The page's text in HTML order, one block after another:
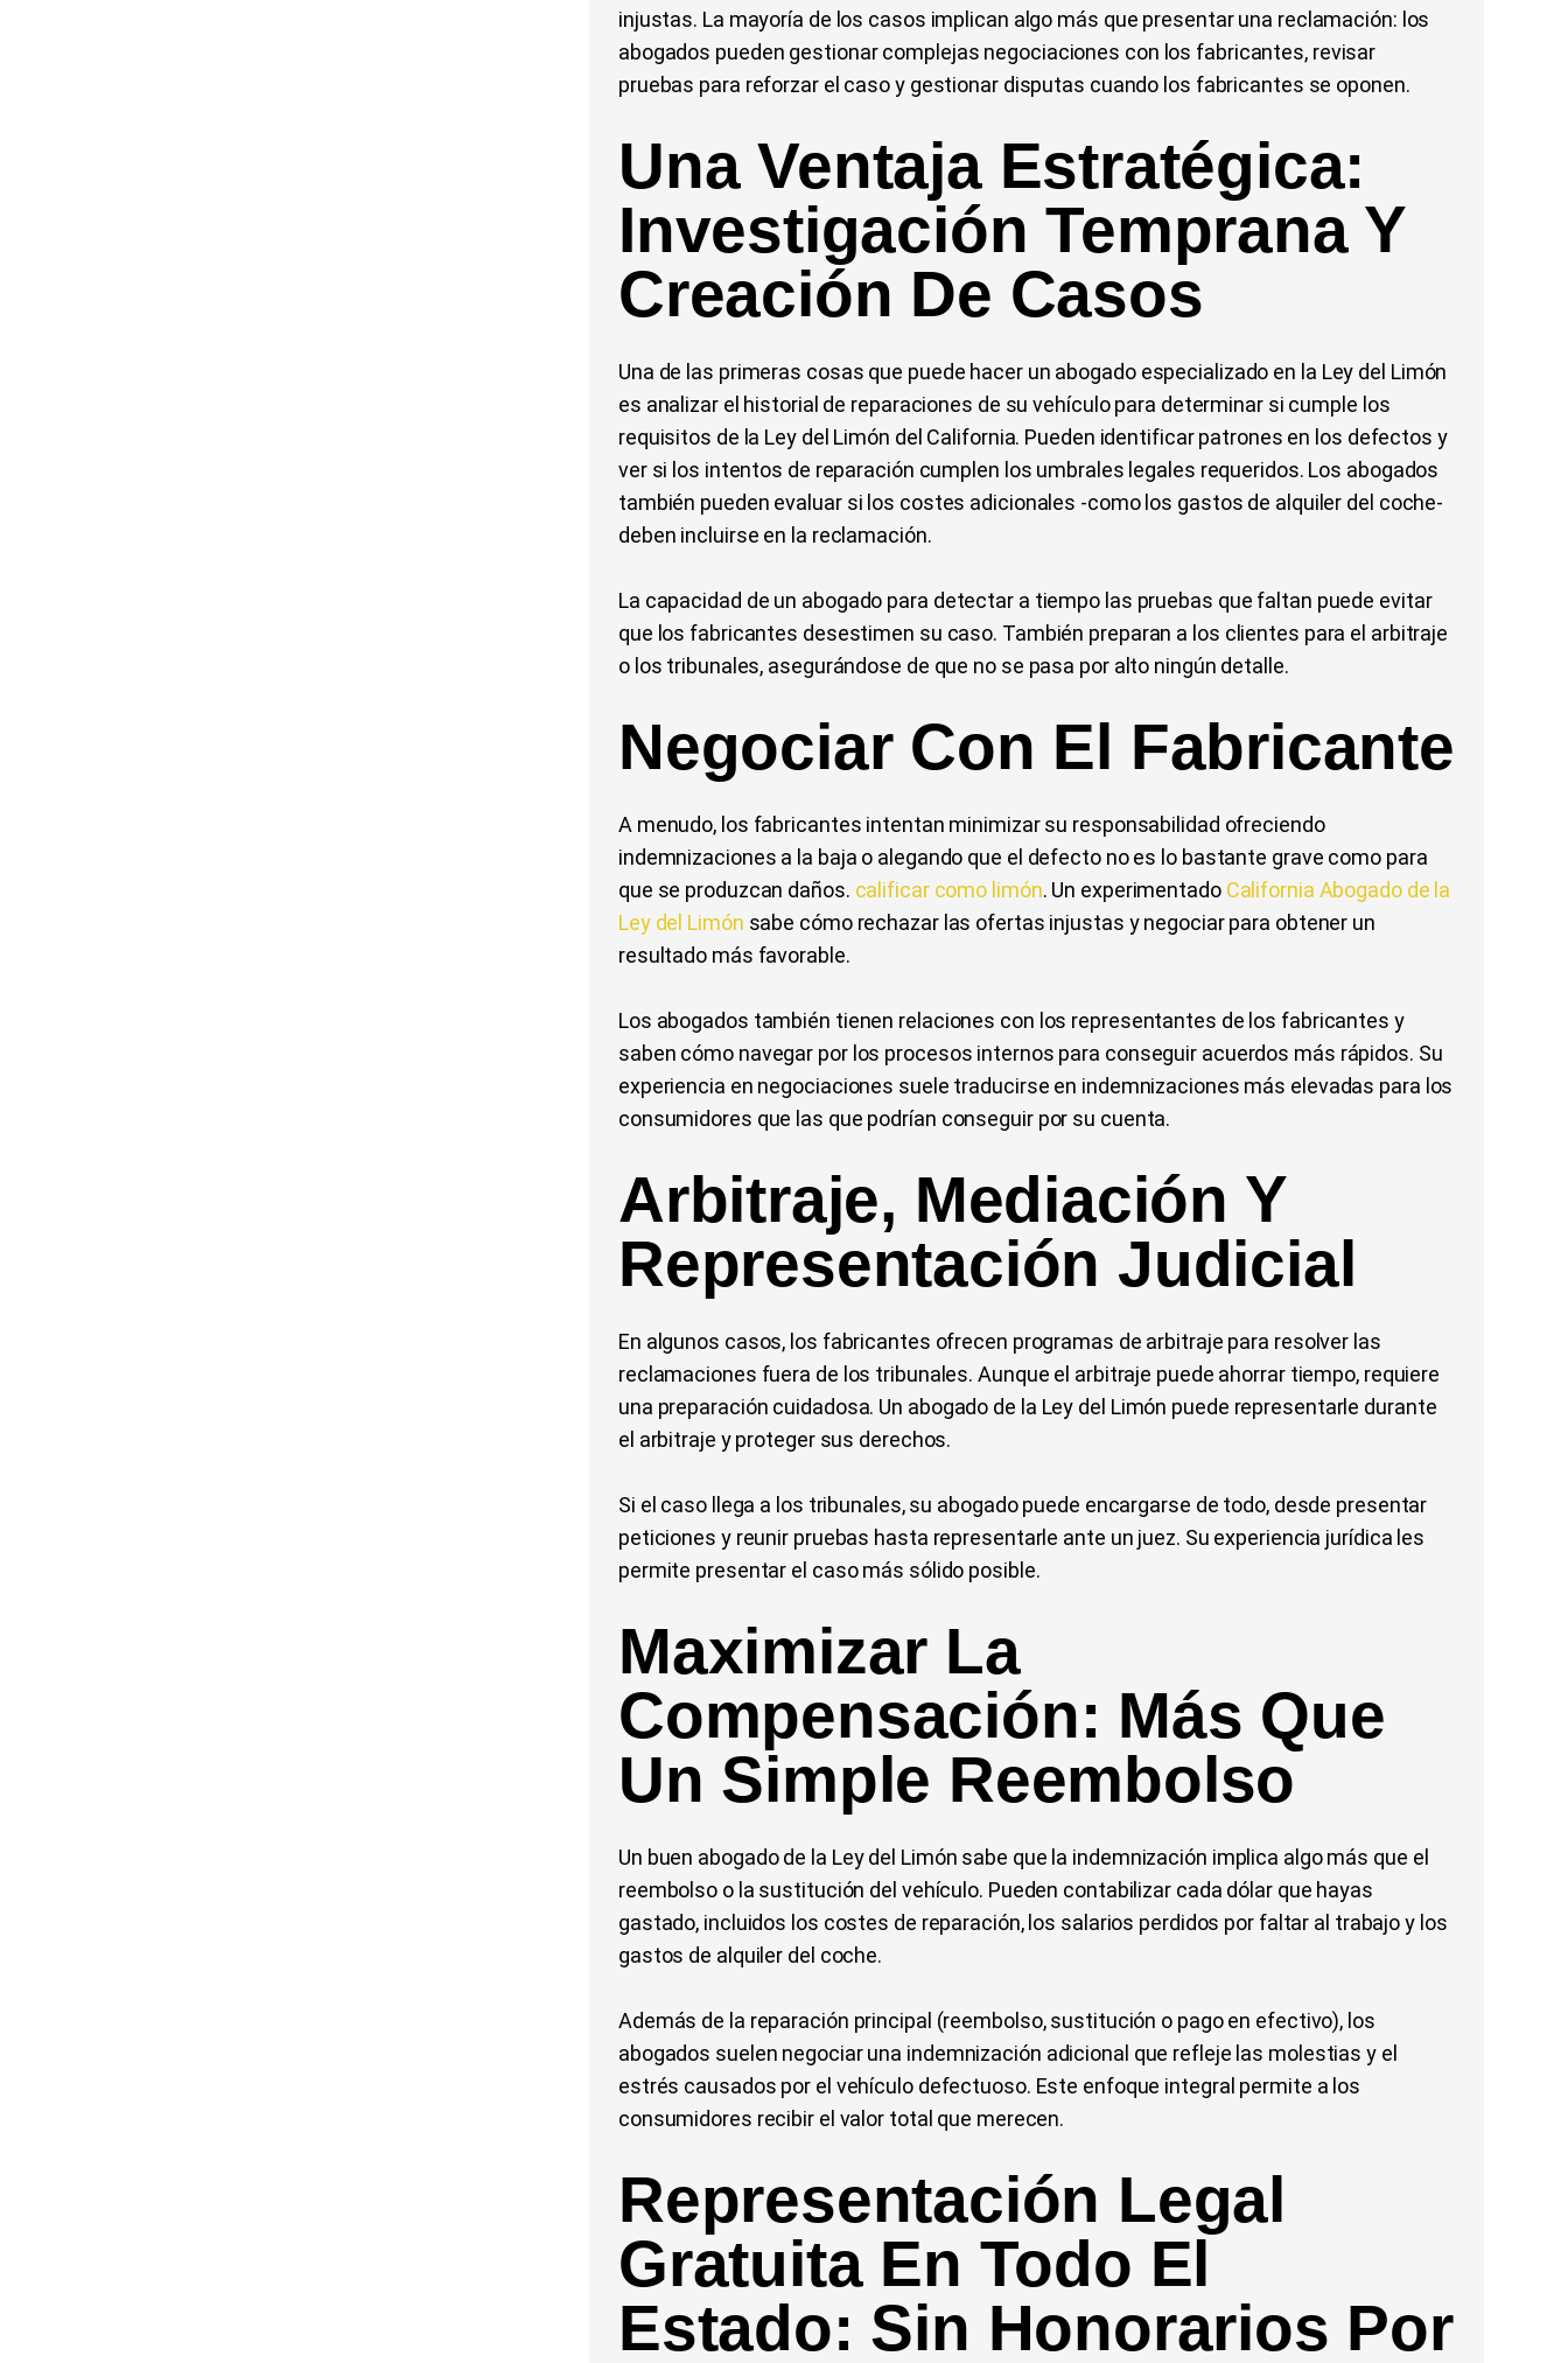
injustas. La mayoría de los casos implican algo más que presentar una reclamación: los
abogados pueden gestionar complejas negociaciones con los fabricantes, revisar
pruebas para reforzar el caso y gestionar disputas cuando los fabricantes se oponen.
Una Ventaja Estratégica:
Investigación Temprana Y
Creación De Casos
Una de las primeras cosas que puede hacer un abogado especializado en la Ley del Limón
es analizar el historial de reparaciones de su vehículo para determinar si cumple los
requisitos de la Ley del Limón del California. Pueden identificar patrones en los defectos y
ver si los intentos de reparación cumplen los umbrales legales requeridos. Los abogados
también pueden evaluar si los costes adicionales -como los gastos de alquiler del coche-
deben incluirse en la reclamación.
La capacidad de un abogado para detectar a tiempo las pruebas que faltan puede evitar
que los fabricantes desestimen su caso. También preparan a los clientes para el arbitraje
o los tribunales, asegurándose de que no se pasa por alto ningún detalle.
Negociar Con El Fabricante
A menudo, los fabricantes intentan minimizar su responsabilidad ofreciendo
indemnizaciones a la baja o alegando que el defecto no es lo bastante grave como para
que se produzcan daños. calificar como limón. Un experimentado California Abogado de la
Ley del Limón sabe cómo rechazar las ofertas injustas y negociar para obtener un
resultado más favorable.
Los abogados también tienen relaciones con los representantes de los fabricantes y
saben cómo navegar por los procesos internos para conseguir acuerdos más rápidos. Su
experiencia en negociaciones suele traducirse en indemnizaciones más elevadas para los
consumidores que las que podrían conseguir por su cuenta.
Arbitraje, Mediación Y
Representación Judicial
En algunos casos, los fabricantes ofrecen programas de arbitraje para resolver las
reclamaciones fuera de los tribunales. Aunque el arbitraje puede ahorrar tiempo, requiere
una preparación cuidadosa. Un abogado de la Ley del Limón puede representarle durante
el arbitraje y proteger sus derechos.
Si el caso llega a los tribunales, su abogado puede encargarse de todo, desde presentar
peticiones y reunir pruebas hasta representarle ante un juez. Su experiencia jurídica les
permite presentar el caso más sólido posible.
Maximizar La
Compensación: Más Que
Un Simple Reembolso
Un buen abogado de la Ley del Limón sabe que la indemnización implica algo más que el
reembolso o la sustitución del vehículo. Pueden contabilizar cada dólar que hayas
gastado, incluidos los costes de reparación, los salarios perdidos por faltar al trabajo y los
gastos de alquiler del coche.
Además de la reparación principal (reembolso, sustitución o pago en efectivo), los
abogados suelen negociar una indemnización adicional que refleje las molestias y el
estrés causados por el vehículo defectuoso. Este enfoque integral permite a los
consumidores recibir el valor total que merecen.
Representación Legal
Gratuita En Todo El
Estado: Sin Honorarios Por